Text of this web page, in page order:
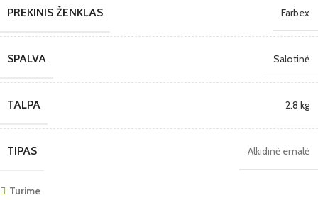
PREKINIS ŽENKLAS Farbex
SPALVA Salotinė
TALPA 2.8 kg
TIPAS Alkidinė emalė
Turime